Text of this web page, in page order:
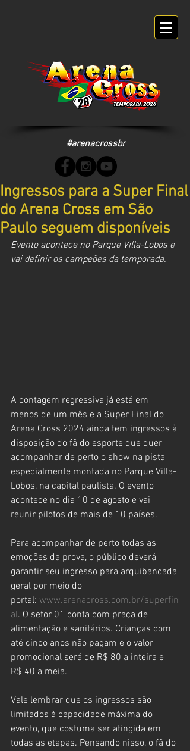
#arenacrossbr
Ingressos para a Super Final
do Arena Cross em São
Paulo seguem disponíveis
Evento acontece no Parque Villa-Lobos e
vai definir os campeões da temporada.
A contagem regressiva já está em
menos de um mês e a Super Final do
Arena Cross 2024 ainda tem ingressos à
disposição do fã do esporte que quer
acompanhar de perto o show na pista
especialmente montada no Parque Villa-
Lobos, na capital paulista. O evento
acontece no dia 10 de agosto e vai
reunir pilotos de mais de 10 países.
Para acompanhar de perto todas as
emoções da prova, o público deverá
garantir seu ingresso para arquibancada
geral por meio do
portal: www.arenacross.com.br/superfin
al. O setor 01 conta com praça de
alimentação e sanitários. Crianças com
até cinco anos não pagam e o valor
promocional será de R$ 80 a inteira e
R$ 40 a meia.
Vale lembrar que os ingressos são
limitados à capacidade máxima do
evento, que costuma ser atingida em
todas as etapas. Pensando nisso, o fã do